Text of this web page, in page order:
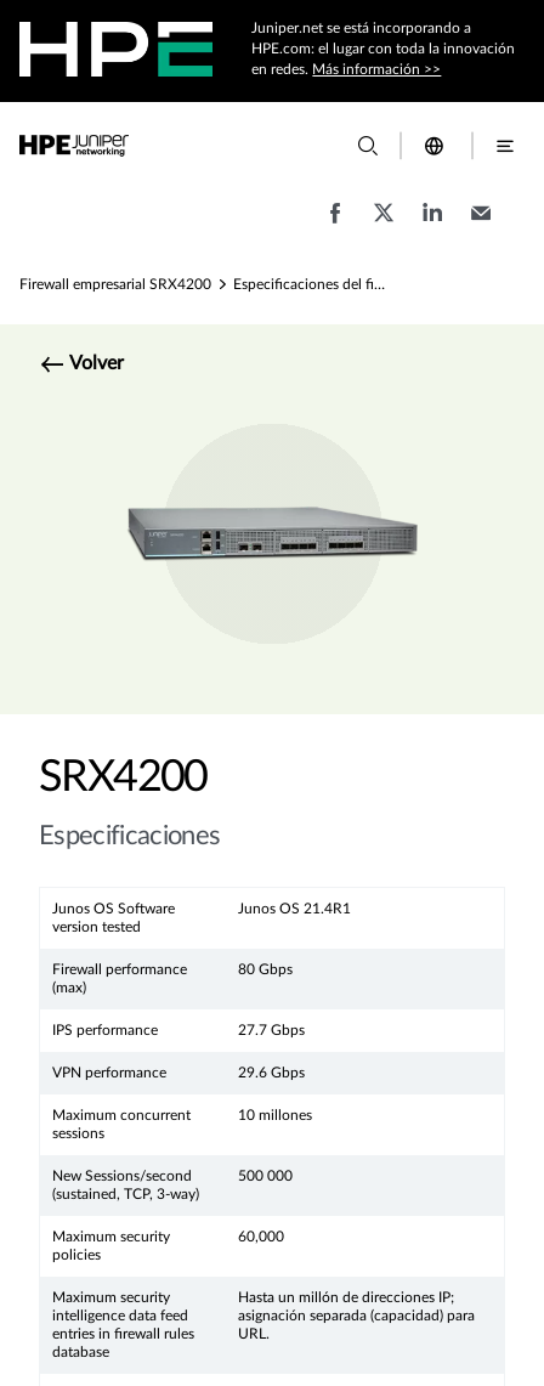
Juniper.net se está incorporando a
HPE.com: el lugar con toda la innovación
en redes. Más información >>
Firewall empresarial SRX4200 Especificaciones del firewall empresarial SRX4200
Volver
SRX4200
Especificaciones
Junos OS Software
version tested
Junos OS 21.4R1
Firewall performance
(max)
80 Gbps
IPS performance 27.7 Gbps
VPN performance 29.6 Gbps
Maximum concurrent
sessions
10 millones
New Sessions/second
(sustained, TCP, 3-way)
500 000
Maximum security
policies
60,000
Maximum security
intelligence data feed
entries in firewall rules
database
Hasta un millón de direcciones IP;
asignación separada (capacidad) para
URL.